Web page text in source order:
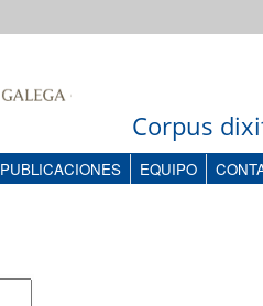
Corpus
PUBLICACIONES EQUIPO